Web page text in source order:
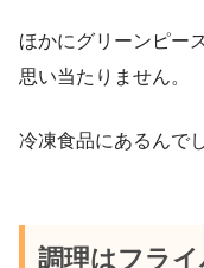
ほかにグリーンピー
思い当たりません。
冷凍食品にあるんで
調理はフラ